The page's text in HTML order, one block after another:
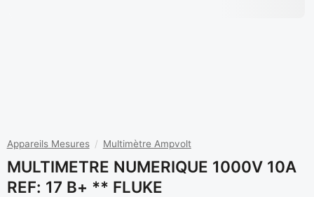
Appareils Mesures / Multimètre Ampvolt
MULTIMETRE NUMERIQUE 1000V 10A
REF: 17 B+ ** FLUKE